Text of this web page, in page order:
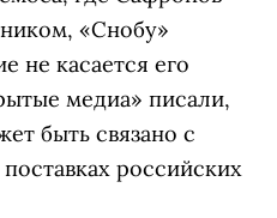
«Снобу»
не касается его
медиа» писали,
быть связано с
российских